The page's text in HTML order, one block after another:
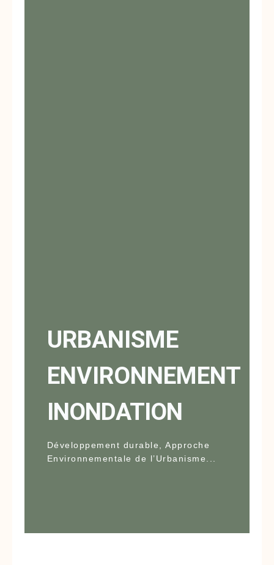
URBANISME
ENVIRONNEMENT
INONDATION
Développement durable, Approche
Environnementale de l’Urbanisme...